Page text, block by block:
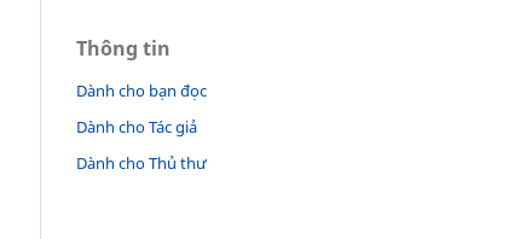
Thông tin
Dành cho bạn đọc
Dành cho Tác giả
Dành cho Thủ thư